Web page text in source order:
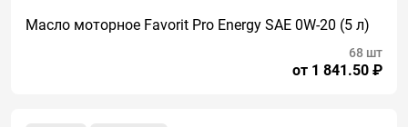
Масло моторное Favorit Pro Energy SAE 0W-20 (5 л)
от 1 841.50 ₽
68 шт